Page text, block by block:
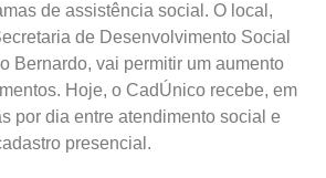
de assistência social. O local,
de Desenvolvimento Social
Bernardo, vai permitir um aumento
Hoje, o CadÚnico recebe, em
por dia entre atendimento social e
presencial.